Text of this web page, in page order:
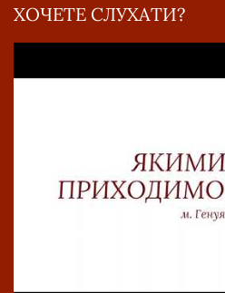
ХОЧЕТЕ СЛУХАТИ?